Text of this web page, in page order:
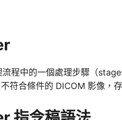
流程中的一個處理步驟（
符合條件的 DICOM 影像，